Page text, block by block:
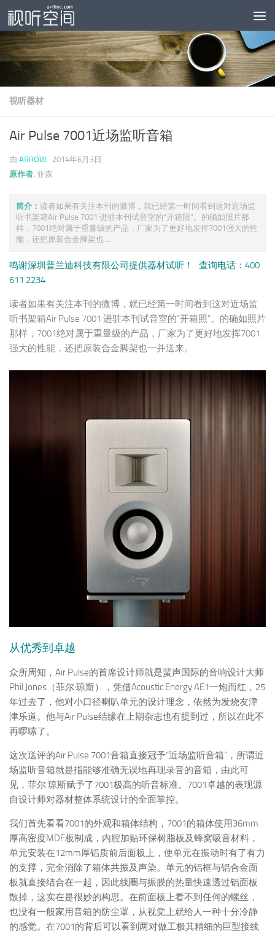
跳至内容
视听器材
Air Pulse 7001近场监听音箱
由 ARROW · 2014年6月3日
原作者: 亚森
简介： 读者如果有关注本刊的微博，就已经第一时间看到这对近场监
听书架箱Air Pulse 7001 进驻本刊试音室的“开箱照”。的确如照片那
样，7001绝对属于重量级的产品，厂家为了更好地发挥7001强大的性
能，还把原装合金脚架也 ...
鸣谢深圳普兰迪科技有限公司提供器材试听！ 查询电话：400
611 2234
读者如果有关注本刊的微博，就已经第一时间看到这对近场监
听书架箱Air Pulse 7001 进驻本刊试音室的“开箱照”。的确如照片
那样，7001绝对属于重量级的产品，厂家为了更好地发挥7001
强大的性能，还把原装合金脚架也一并送来。
从优秀到卓越
众所周知，Air Pulse的首席设计师就是蜚声国际的音响设计大师
Phil Jones（菲尔·琼斯），凭借Acoustic Energy AE1一炮而红，25
年过去了，他对小口径喇叭单元的设计理念，依然为发烧友津
津乐道。他与Air Pulse结缘在上期杂志也有提到过，所以在此不
再啰嗦了。
这次送评的Air Pulse 7001音箱直接冠予“近场监听音箱”，所谓近
场监听音箱就是指能够准确无误地再现录音的音箱，由此可
见，菲尔·琼斯赋予了7001极高的听音标准。7001卓越的表现源
自设计师对器材整体系统设计的全面掌控。
我们首先看看7001的外观和箱体结构，7001的箱体使用36mm
厚高密度MDF板制成，内腔加贴环保树脂板及蜂窝吸音材料，
单元安装在12mm厚铝质前后面板上，使单元在振动时有了有力
的支撑，完全消除了箱体共振及声染。单元的铝框与铝合金面
板就直接结合在一起，因此线圈与振膜的热量快速透过铝面板
散掉，这实在是很妙的构思。在前面板上看不到任何的螺丝，
也没有一般家用音箱的防尘罩，从视觉上就给人一种十分冷静
的感觉。在7001的背后可以看到两对做工极其精细的巨型接线